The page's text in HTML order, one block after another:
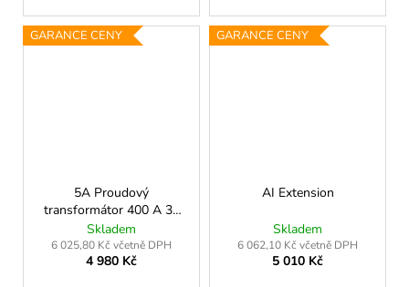
GARANCE CENY
5A Proudový
transformátor 400 A 35
mm (3 ks.)
Skladem
6 025,80 Kč včetně DPH
4 980 Kč
GARANCE CENY
AI Extension
Skladem
6 062,10 Kč včetně DPH
5 010 Kč